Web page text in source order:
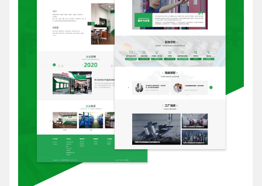
创意品牌型网站 · 标准企业官网建设
电商及系统平台开发 · 微信小程序开发